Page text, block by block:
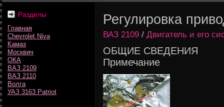
Разделы
Главная
Chevrolet Niva
Камаз
Москвич
ОКА
ВАЗ 2109
ВАЗ 2110
Волга
УАЗ 3163 Patriot
Регулировка
ВАЗ 2109 / Двигатель и его
ОБЩИЕ СВЕДЕНИЯ
Примечание